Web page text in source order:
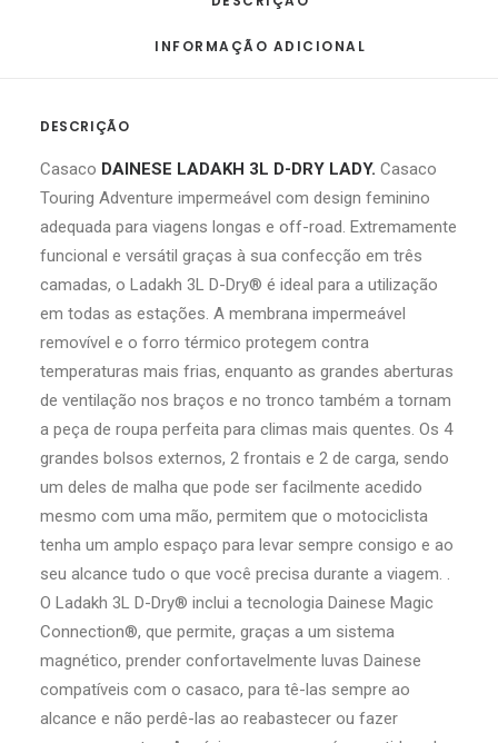
INFORMAÇÃO ADICIONAL
DESCRIÇÃO
Casaco DAINESE LADAKH 3L D-DRY LADY. Casaco
Touring Adventure impermeável com design feminino
adequada para viagens longas e off-road. Extremamente
funcional e versátil graças à sua confecção em três
camadas, o Ladakh 3L D-Dry® é ideal para a utilização
em todas as estações. A membrana impermeável
removível e o forro térmico protegem contra
temperaturas mais frias, enquanto as grandes aberturas
de ventilação nos braços e no tronco também a tornam
a peça de roupa perfeita para climas mais quentes. Os 4
grandes bolsos externos, 2 frontais e 2 de carga, sendo
um deles de malha que pode ser facilmente acedido
mesmo com uma mão, permitem que o motociclista
tenha um amplo espaço para levar sempre consigo e ao
seu alcance tudo o que você precisa durante a viagem. .
O Ladakh 3L D-Dry® inclui a tecnologia Dainese Magic
Connection®, que permite, graças a um sistema
magnético, prender confortavelmente luvas Dainese
compatíveis com o casaco, para tê-las sempre ao
alcance e não perdê-las ao reabastecer ou fazer